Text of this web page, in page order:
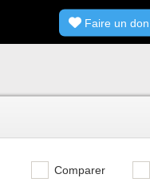
Faire un don
Comparer